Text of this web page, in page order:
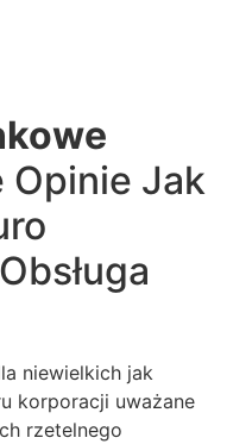
Opinie Jak
niewielkich jak
korporacji uważane
rzetelnego